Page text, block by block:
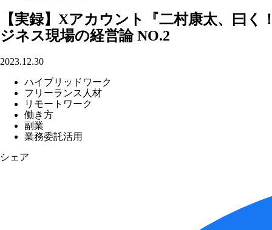
【実録】Xアカウント『二村康太、曰
ジネス現場の経営論 NO.2
2023.12.30
ハイブリッドワーク
フリーランス人材
リモートワーク
働き方
副業
業務委託活用
シェア